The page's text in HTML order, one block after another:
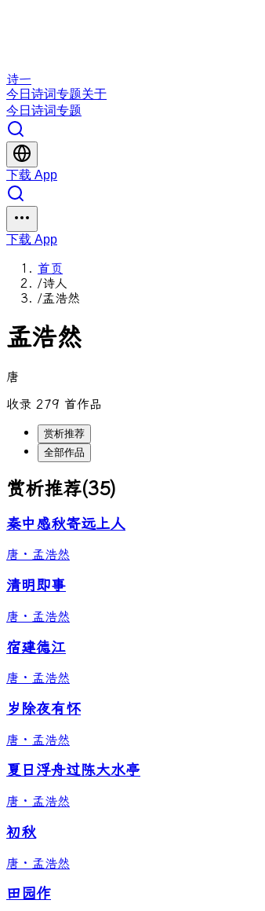
诗一
今日 诗词专题关于
今日 诗词专题
下载 App
下载 App
首页
/诗人
/孟浩然
孟浩然
唐
收录 279 首作品
赏析推荐
全部作品
赏析推荐(35)
秦中感秋寄远上人
唐 · 孟浩然
清明即事
唐 · 孟浩然
宿建德江
唐 · 孟浩然
岁除夜有怀
唐 · 孟浩然
夏日浮舟过陈大水亭
唐 · 孟浩然
初秋
唐 · 孟浩然
田园作